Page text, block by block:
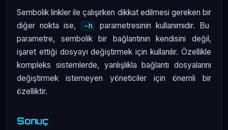
Sembolik linkler ile çalışırken dikkat edilmesi gereken bir
diğer nokta ise,
-h
parametresinin kullanımıdır. Bu
parametre, sembolik bir bağlantının kendisini değil,
işaret ettiği dosyayı değiştirmek için kullanılır. Özellikle
kompleks sistemlerde, yanlışlıkla bağlantı dosyalarını
değiştirmek istemeyen yöneticiler için önemli bir
özelliktir.
Sonuç